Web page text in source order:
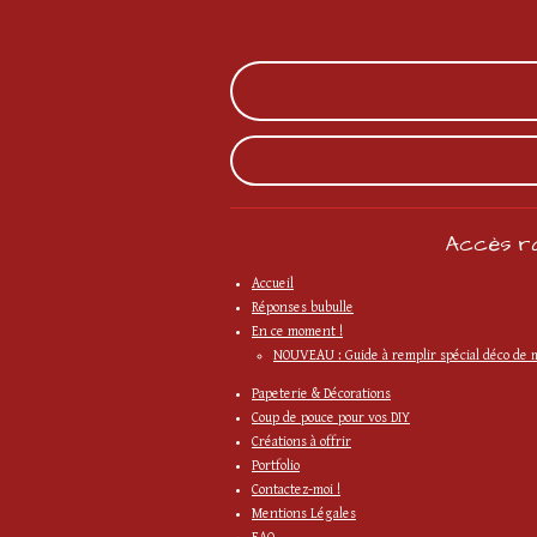
Accès
Accueil
Réponses bubulle
En ce moment !
NOUVEAU : Guide à remplir spécial déco de
Papeterie & Décorations
Coup de pouce pour vos DIY
Créations à offrir
Portfolio
Contactez-moi !
Mentions Légales